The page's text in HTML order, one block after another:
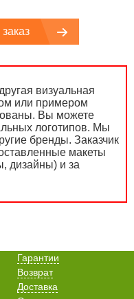
визуальная
или примером
Вы можете
логотипов. Мы
бренды. Заказчик
макеты
дизайны) и за
Гарантии
Возврат
Доставка